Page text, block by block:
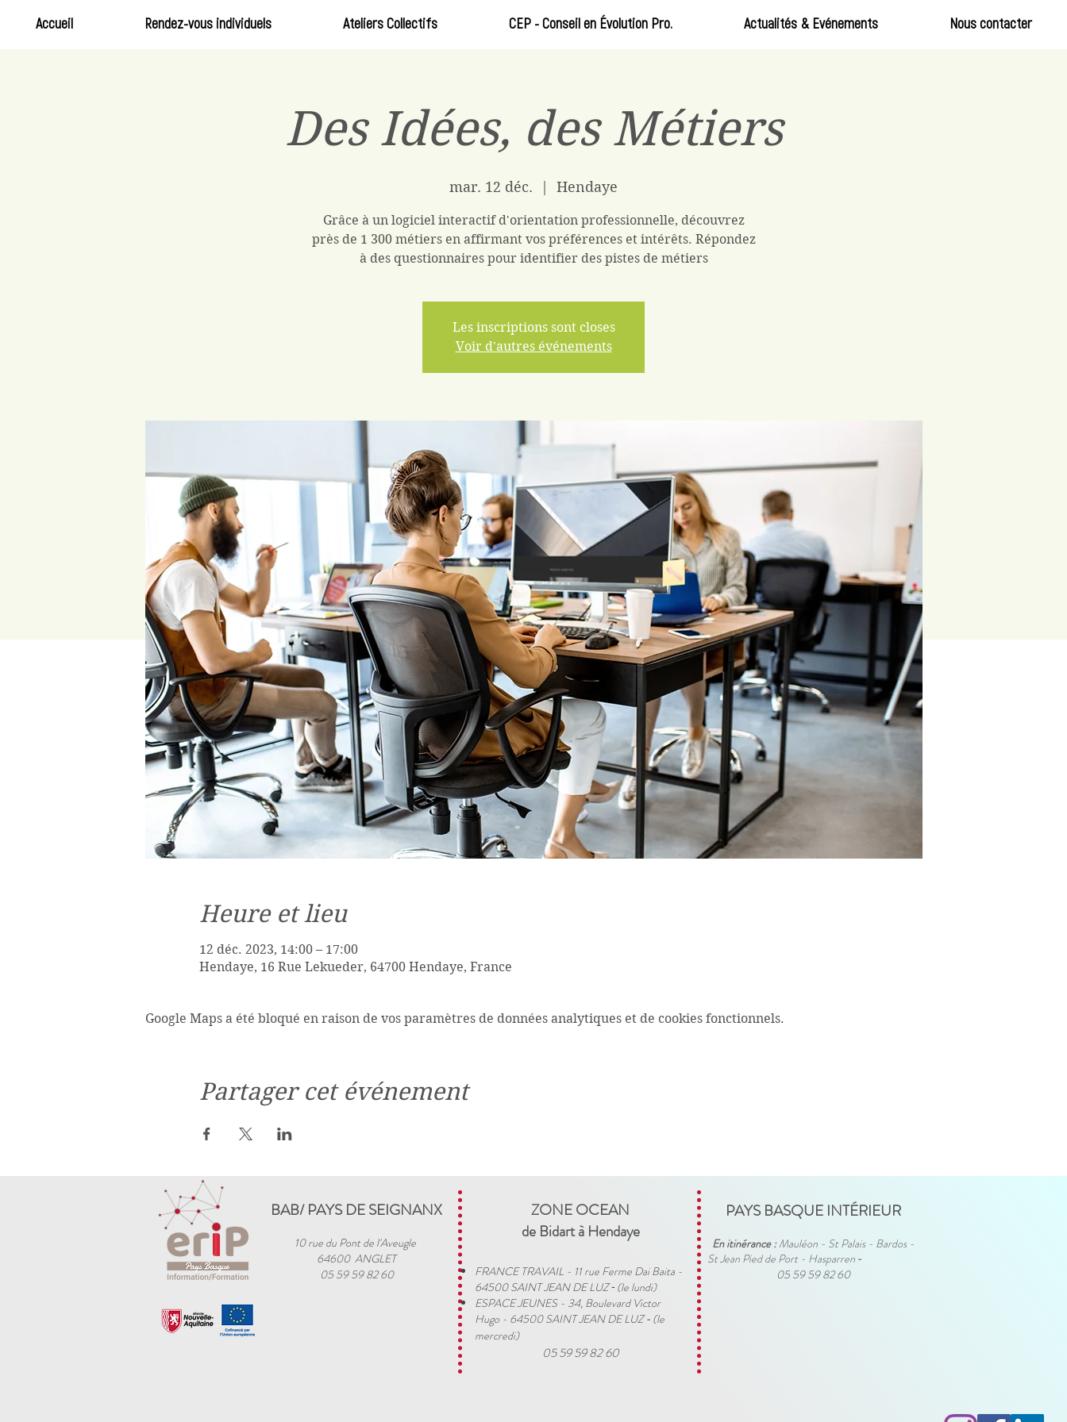
Accueil Rendez-vous individuels Ateliers Collectifs CEP - Conseil en Évolution Pro. Actualités & Evénements Nous contacter
Des Idées, des Métiers
mar. 12 déc. Hendaye
Grâce à un logiciel interactif d'orientation professionnelle, découvrez
près de 1 300 métiers en affirmant vos préférences et intérêts. Répondez
à des questionnaires pour identifier des pistes de métiers
Les inscriptions sont closes
Voir d'autres événements
Heure et lieu
12 déc. 2023, 14:00 – 17:00
Hendaye, 16 Rue Lekueder, 64700 Hendaye, France
Google Maps a été bloqué en raison de vos paramètres de données analytiques et de cookies fonctionnels.
Partager cet événement
BAB/ PAYS DE SEIGNANX
10 rue du Pont de l'Aveugle
64600 ANGLET
05 59 59 82 60
ZONE OCEAN
de Bidart à Hendaye​
FRANCE TRAVAIL - 11 rue Ferme Dai Baita -
64500 SAINT JEAN DE LUZ​ - (le lundi)
ESPACE JEUNES - 34, Boulevard Victor
Hugo - 64500 SAINT JEAN DE LUZ- (le
mercredi)
05 59 59 82 60
PAYS BASQUE INTÉRIEUR
En itinérance :Mauléon - St Palais - Bardos -
St Jean Pied de Port - Hasparren -
05 59 59 82 60